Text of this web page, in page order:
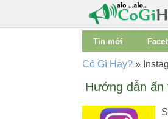
Tin mới
Có Gì Hay? »
Hướng dẫn ẩn